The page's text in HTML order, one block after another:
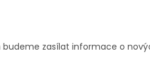
zasílat informace o